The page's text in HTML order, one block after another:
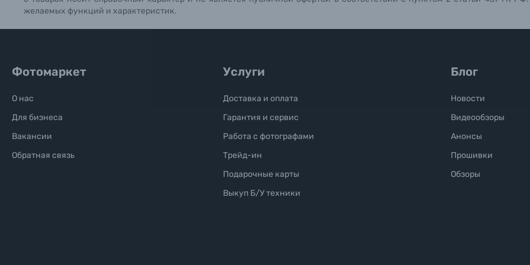
Б/У фототехника (Комиссионные товары)
желаемых функций и характеристик.
Фотомаркет
О нас
Для бизнеса
Вакансии
Обратная связь
Услуги
Доставка и оплата
Гарантия и сервис
Работа с фотографами
Трейд-ин
Подарочные карты
Выкуп Б/У техники
Блог
Новости
Видеообзоры
Анонсы
Прошивки
Обзоры